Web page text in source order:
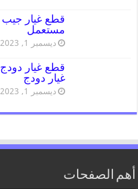
مستعمل
ديسمبر 1, 2023
غيار دودج
ديسمبر 1, 2023
أهم الصفحات